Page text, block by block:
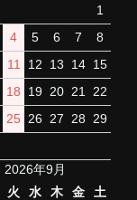
1
4 5 6 7
8
11 12 13 14 15
18 19 20 21
22
25 26 27 28
29
2026年9月
火 水 木 金
土